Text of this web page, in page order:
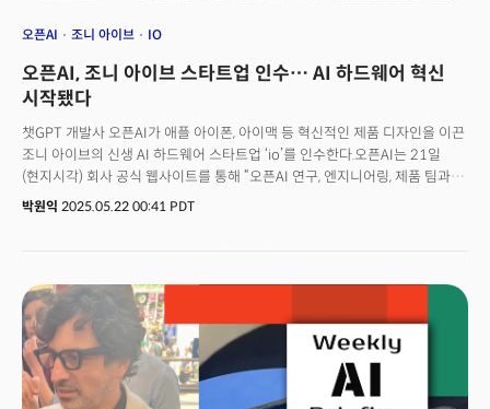
오픈AI 조니 아이브 IO
오픈AI, 조니 아이브 스타트업 인수… AI 하드웨어 혁신
시작됐다
챗GPT 개발사 오픈AI가 애플 아이폰, 아이맥 등 혁신적인 제품 디자인을 이끈
조니 아이브의 신생 AI 하드웨어 스타트업 ‘io’를 인수한다.오픈AI는 21일
(현지시각) 회사 공식 웹사이트를 통해 “오픈AI 연구, 엔지니어링, 제품 팀과의
더욱 긴밀한 협력을 위해 io와 오픈AI가 합병된다”고 발표했다. 오픈AI에
팀을 꾸렸다.
박원익 2025.05.22 00:41 PDT